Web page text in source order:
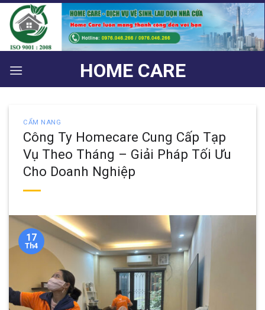
Bỏ
qua
nội
dung
HOME CARE
CẨM NANG
Công Ty Homecare Cung Cấp Tạp
Vụ Theo Tháng – Giải Pháp Tối Ưu
Cho Doanh Nghiệp
17
Th4